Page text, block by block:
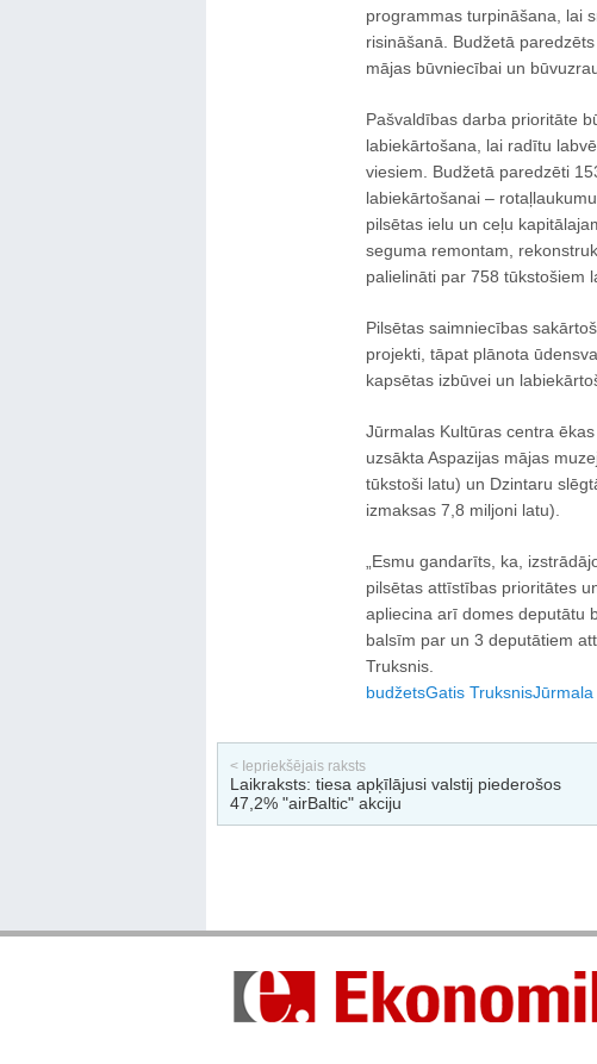
programmas turpināšana, lai
risināšanā. Budžetā
mājas būvniecībai un
Pašvaldības darba prioritāte
labiekārtošana, lai radītu
viesiem. Budžetā paredzēti
labiekārtošanai –
pilsētas ielu un ceļu
seguma remontam,
palielināti par 758 tūkstošiem
Pilsētas saimniecības
projekti, tāpat plānota
kapsētas izbūvei un
Jūrmalas Kultūras centra
uzsākta Aspazijas mājas
tūkstoši latu) un Dzintaru
izmaksas 7,8 miljoni latu).
„Esmu gandarīts, ka,
pilsētas attīstības prioritātes
apliecina arī domes deputātu
balsīm par un 3 deputātiem
Truksnis.
budžetsGatis TruksnisJūrmala
< Iepriekšējais raksts
Laikraksts: tiesa apķīlājusi valstij piederošos
47,2% "airBaltic" akciju